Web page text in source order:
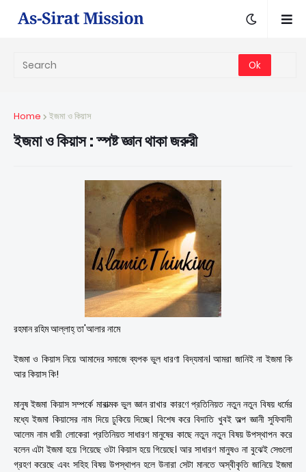
Home ইজমা ও কিয়াস
ইজমা ও কিয়াস : স্পষ্ট জ্ঞান থাকা জরুরী
রহমান রহিম আল্লাহ্ তা'আলার নামে
ইজমা ও কিয়াস নিয়ে আমাদের সমাজে ব্যপক ভুল ধারণা বিদ্যমান। আমরা জানিই না ইজমা কি
আর কিয়াস কি!
মানুষ ইজমা কিয়াস সম্পর্কে মারাত্মক ভুল জ্ঞান রাখার কারণে প্রতিনিয়ত নতুন নতুন বিষয় ধর্মের
মধ্যে ইজমা কিয়াসের নাম দিয়ে ঢুকিয়ে দিচ্ছে। বিশেষ করে বিদাতি খুবই অল্প জ্ঞানী সুফিবাদী
আলেম নাম ধারী লোকেরা প্রতিনিয়ত সাধারণ মানুষের কাছে নতুন নতুন বিষয় উপস্থাপন করে
বলেন এটা ইজমা হয়ে গিয়েছে ওটা কিয়াস হয়ে গিয়েছে। আর সাধারণ মানুষও না বুঝেই সেগুলো
গ্রহণ করেছে এবং সহিহ বিষয় উপস্থাপন হলে উনারা সেটা মানতে অস্বীকৃতি জানিয়ে ইজমা